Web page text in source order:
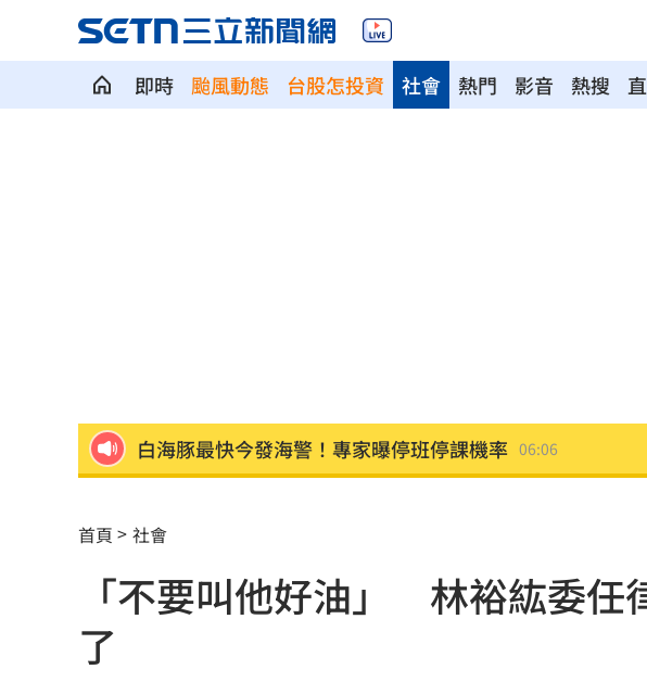
即時 颱風動態 台股怎投資 熱門 影音 熱搜
社會
白海豚最快今發海警！專家曝停班停課機率 06:06
19歲男上國道「離奇火燒車」3人急逃保命
避開財務盲點！學會跟家人談錢！ 06:00
首頁 社會
「不要叫他好油」 林裕紘委任
了